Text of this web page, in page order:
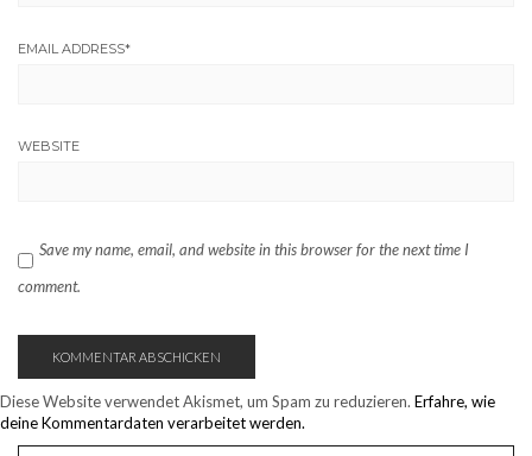
EMAIL ADDRESS*
WEBSITE
Save my name, email, and website in this browser for the next time I
comment.
Diese Website verwendet Akismet, um Spam zu reduzieren. Erfahre, wie
deine Kommentardaten verarbeitet werden.